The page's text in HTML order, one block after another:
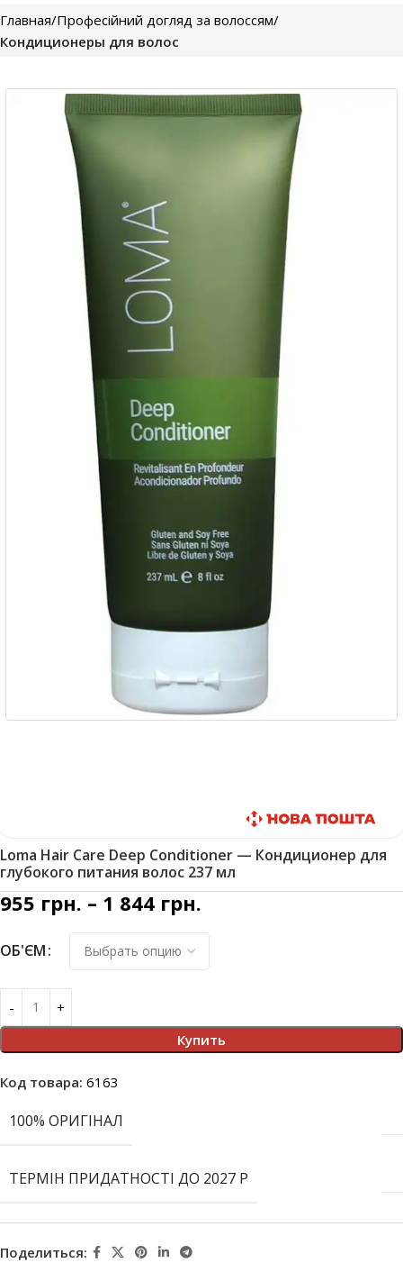
Главная Професійний догляд за волоссям
Кондиционеры для волос
Loma Hair Care Deep Conditioner — Кондиционер для
глубокого питания волос 237 мл
955 грн. – 1 844 грн.
ОБ'ЄМ
Купить
Код товара: 6163
100% ОРИГІНАЛ
ТЕРМІН ПРИДАТНОСТІ ДО 2027 Р
Поделиться: